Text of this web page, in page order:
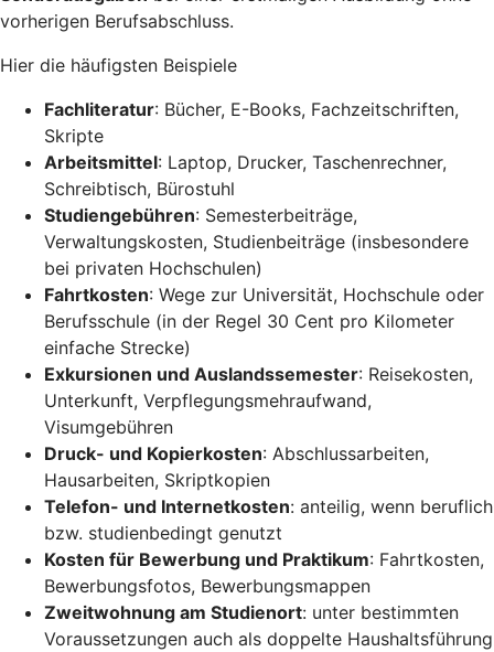
vorherigen Berufsabschluss.
Hier die häufigsten Beispiele
Fachliteratur: Bücher, E-Books, Fachzeitschriften,
Skripte
Arbeitsmittel: Laptop, Drucker, Taschenrechner,
Schreibtisch, Bürostuhl
Studiengebühren: Semesterbeiträge,
Verwaltungskosten, Studienbeiträge (insbesondere
bei privaten Hochschulen)
Fahrtkosten: Wege zur Universität, Hochschule oder
Berufsschule (in der Regel 30 Cent pro Kilometer
einfache Strecke)
Exkursionen und Auslandssemester: Reisekosten,
Unterkunft, Verpflegungsmehraufwand,
Visumgebühren
Druck- und Kopierkosten: Abschlussarbeiten,
Hausarbeiten, Skriptkopien
Telefon- und Internetkosten: anteilig, wenn beruflich
bzw. studienbedingt genutzt
Kosten für Bewerbung und Praktikum: Fahrtkosten,
Bewerbungsfotos, Bewerbungsmappen
Zweitwohnung am Studienort: unter bestimmten
Voraussetzungen auch als doppelte Haushaltsführung